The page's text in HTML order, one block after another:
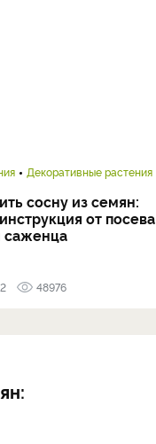
Декоративные растения
сосну из семян:
от посева
саженца
2 48976